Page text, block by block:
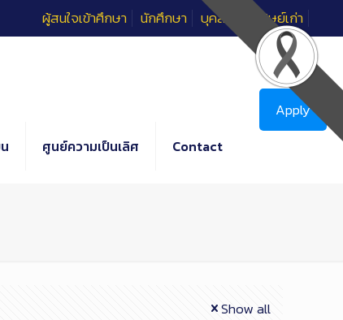
ผู้สนใจเข้าศึกษา นักศึกษา บุคลากร ศิษย์เก่า
ศูนย์ความเป็นเลิศ Contact
Apply
Show all